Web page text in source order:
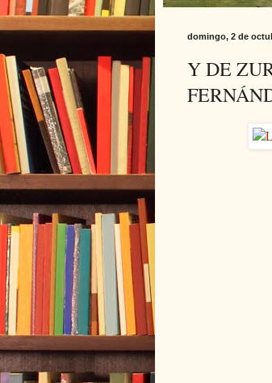
domingo, 2 de
Y DE